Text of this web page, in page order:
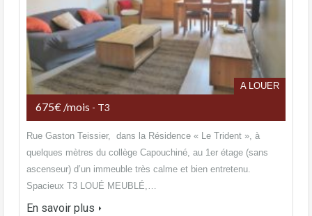
A LOUER
675€ /mois - T3
Rue Gaston Teissier, dans la Résidence « Le Trident », à
quelques mètres du collège Capouchiné, au 1er étage (sans
ascenseur) d’un immeuble très calme et bien entretenu.
Spacieux T3 LOUÉ MEUBLÉ,…
En savoir plus